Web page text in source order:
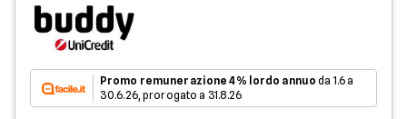
Promo remunerazione 4% lordo annuo da 1.6 a
30.6.26, prorogato a 31.8.26